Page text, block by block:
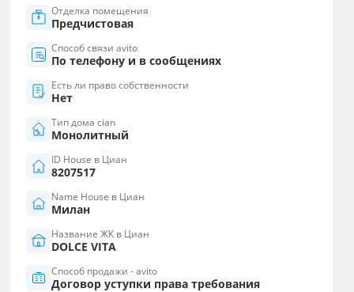
Отделка помещения
Предчистовая
Способ связи avito
По телефону и в сообщениях
Есть ли право собственности
Нет
Тип дома cian
Монолитный
ID House в Циан
8207517
Name House в Циан
Милан
Название ЖК в Циан
DOLCE VITA
Способ продажи - avito
Договор уступки права требования